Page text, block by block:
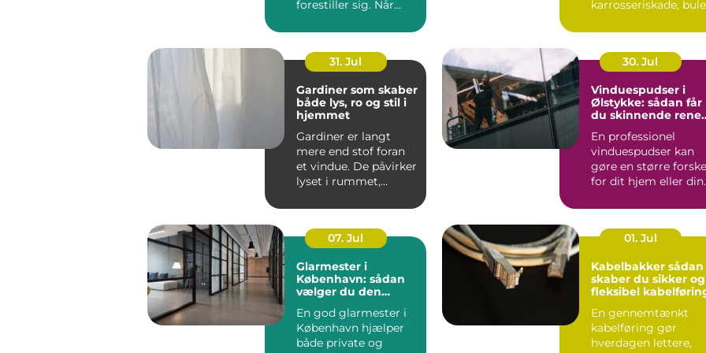
forestiller sig. Når
karrosseriskade,
b...
31. Jul
Gardiner som skaber
både lys, ro og stil i
hjemmet
Gardiner er langt
mere end stof foran
et vindue. De påvirker
lyset i rummet,
30. Jul
Vinduespudser i
Ølstykke: sådan får
du skinnende rene
En professionel
vinduespudser kan
gøre en større
for dit hjem eller din
07. Jul
Glarmester i
København: sådan
vælger du den
glasopgaver
En god glarmester i
København hjælper
både private og
01. Jul
Kabelbakker sådan
skaber du sikker og
fleksibel
En gennemtænkt
kabelføring gør
hverdagen lettere,